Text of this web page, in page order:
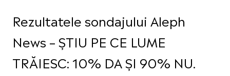
Rezultatele sondajului Aleph
News – ȘTIU PE CE LUME
TRĂIESC: 10% DA ȘI 90% NU.